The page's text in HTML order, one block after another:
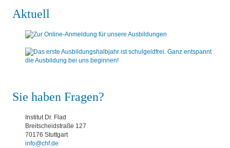
Aktuell
Sie haben Fragen?
Institut Dr. Flad
Breitscheidstraße 127
70176 Stuttgart
info@chf.de